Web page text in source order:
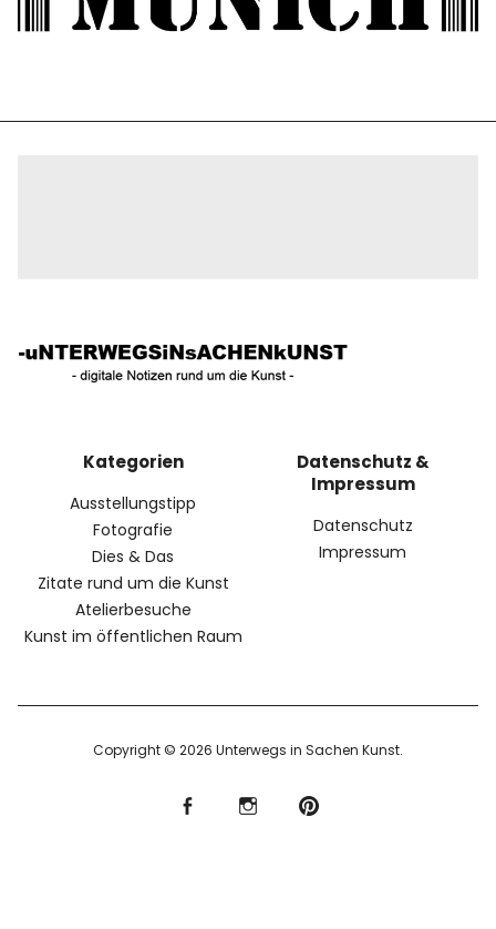
Kategorien
Ausstellungstipp
Fotografie
Dies & Das
Zitate rund um die Kunst
Atelierbesuche
Kunst im öffentlichen Raum
Datenschutz &
Impressum
Datenschutz
Impressum
Copyright © 2026 Unterwegs in Sachen Kunst